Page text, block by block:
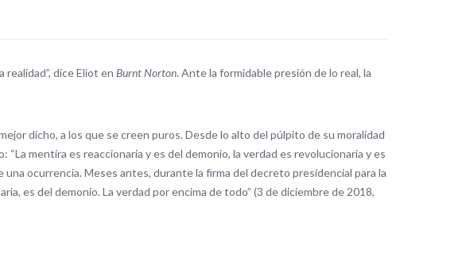
dice Eliot en Burnt Norton. Ante la formidable presión de lo real, la
dicho, a los que se creen puros. Desde lo alto del púlpito de su moralidad
mentira es reaccionaria y es del demonio, la verdad es revolucionaria y es
ocurrencia. Meses antes, durante la firma del decreto presidencial para la
es del demonio. La verdad por encima de todo” (3 de diciembre de 2018,